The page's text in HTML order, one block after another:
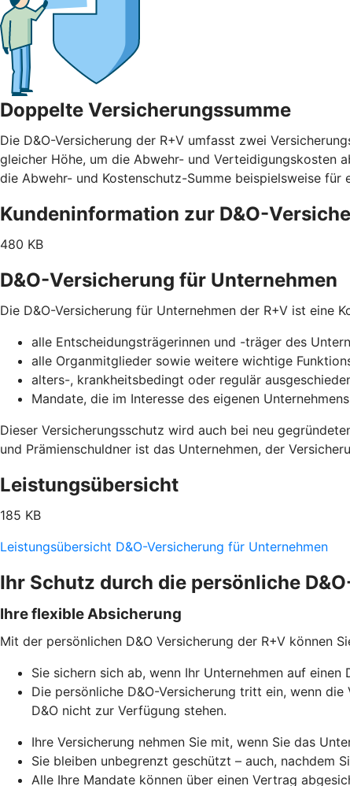
Doppelte Versicherungssumme
Die D&O-Versicherung der R+V umfasst zwei
gleicher Höhe, um die Abwehr- und Verteidigungskosten
die Abwehr- und Kostenschutz-Summe beispielsweise
Kundeninformation zur D&O-
480 KB
D&O-Versicherung für Unternehmen
Die D&O-Versicherung für Unternehmen der R+V ist eine
alle Entscheidungsträgerinnen und -träger des
alle Organmitglieder sowie weitere wichtige
alters-, krankheitsbedingt oder regulär
Mandate, die im Interesse des eigenen
Dieser Versicherungsschutz wird auch bei neu
und Prämienschuldner ist das Unternehmen, der
Leistungsübersicht
185 KB
Leistungsübersicht D&O-Versicherung für Unternehmen
Ihr Schutz durch die persönliche
Ihre flexible Absicherung
Mit der persönlichen D&O Versicherung der R+V können
Sie sichern sich ab, wenn Ihr Unternehmen auf
Die persönliche D&O-Versicherung tritt ein, wenn
D&O nicht zur Verfügung stehen.
Ihre Versicherung nehmen Sie mit, wenn Sie das
Sie bleiben unbegrenzt geschützt – auch, nachdem
Alle Ihre Mandate können über einen Vertrag